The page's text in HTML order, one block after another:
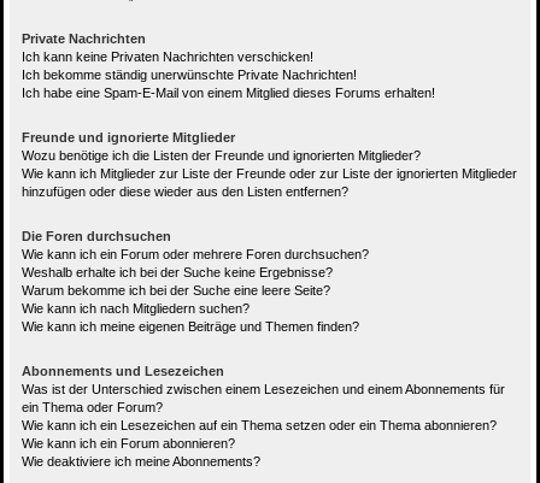
Private Nachrichten
Ich kann keine Privaten Nachrichten verschicken!
Ich bekomme ständig unerwünschte Private Nachrichten!
Ich habe eine Spam-E-Mail von einem Mitglied dieses Forums erhalten!
Freunde und ignorierte Mitglieder
Wozu benötige ich die Listen der Freunde und ignorierten Mitglieder?
Wie kann ich Mitglieder zur Liste der Freunde oder zur Liste der ignorierten Mitglieder
hinzufügen oder diese wieder aus den Listen entfernen?
Die Foren durchsuchen
Wie kann ich ein Forum oder mehrere Foren durchsuchen?
Weshalb erhalte ich bei der Suche keine Ergebnisse?
Warum bekomme ich bei der Suche eine leere Seite?
Wie kann ich nach Mitgliedern suchen?
Wie kann ich meine eigenen Beiträge und Themen finden?
Abonnements und Lesezeichen
Was ist der Unterschied zwischen einem Lesezeichen und einem Abonnements für
ein Thema oder Forum?
Wie kann ich ein Lesezeichen auf ein Thema setzen oder ein Thema abonnieren?
Wie kann ich ein Forum abonnieren?
Wie deaktiviere ich meine Abonnements?